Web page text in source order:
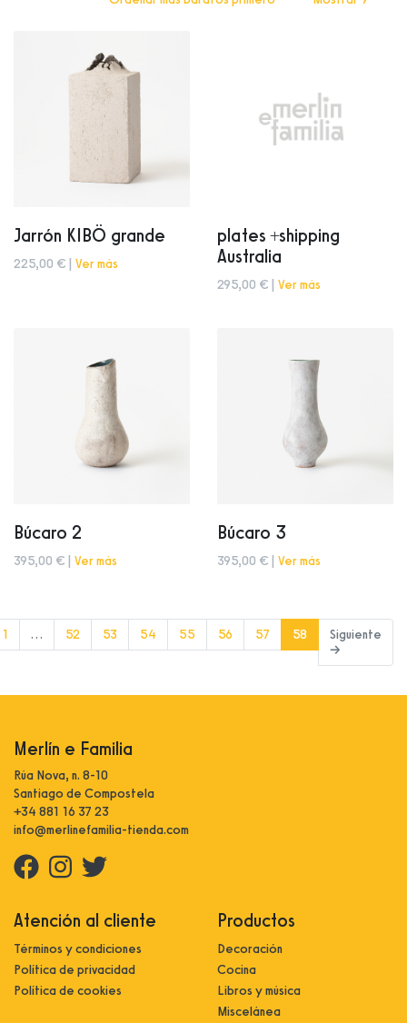
Jarrón KIBÖ grande
225,00 € | Ver más
plates +shipping
Australia
295,00 € | Ver más
Búcaro 2
395,00 € | Ver más
Búcaro 3
395,00 € | Ver más
1 … 52 53 54 55 56 57 58 (current)
Siguiente
→
Merlín e Familia
Rúa Nova, n. 8-10
Santiago de Compostela
+34 881 16 37 23
info@merlinefamilia-tienda.com
Atención al cliente
Términos y condiciones
Política de privacidad
Política de cookies
Productos
Decoración
Cocina
Libros y música
Miscelánea